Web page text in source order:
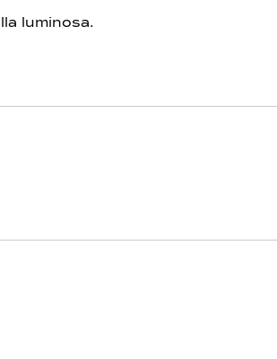
luminosa.